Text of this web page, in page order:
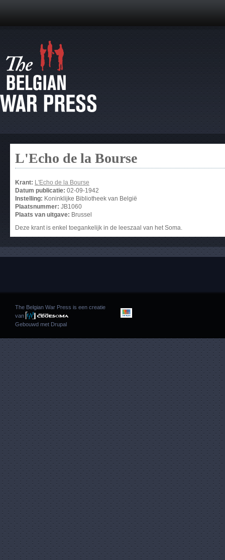
L'Echo de la Bourse
Krant: L'Echo de la Bourse
Datum publicatie: 02-09-1942
Instelling: Koninklijke Bibliotheek van België
Plaatsnummer: JB1060
Plaats van uitgave: Brussel
Deze krant is enkel toegankelijk in de leeszaal van het Soma.
The Belgian War Press is een creatie
van
Gebouwd met Drupal